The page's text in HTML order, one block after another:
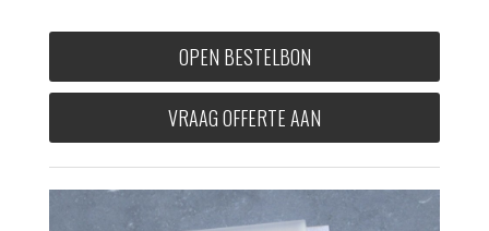
OPEN BESTELBON
VRAAG OFFERTE AAN